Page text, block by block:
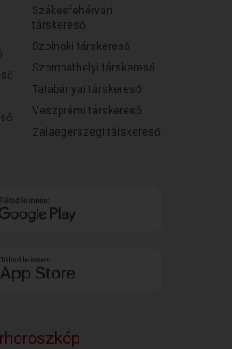
Székesfehérvári
társkereső
Szolnoki társkereső
Szombathelyi társkereső
Tatabányai társkereső
Veszprémi társkereső
Zalaegerszegi társkereső